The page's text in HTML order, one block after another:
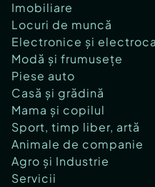
Imobiliare
Locuri de muncă
Electronice și
Modă și frumusețe
Piese auto
Casă și grădină
Mama și copilul
Sport, timp liber, artă
Animale de companie
Agro și Industrie
Servicii